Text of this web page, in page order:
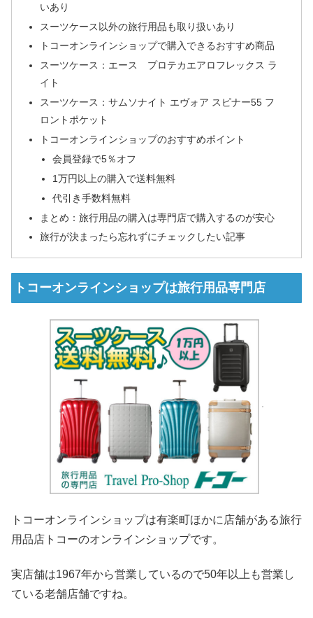
いあり
スーツケース以外の旅行用品も取り扱いあり
トコーオンラインショップで購入できるおすすめ商品
スーツケース：エース プロテカエアロフレックス ラ
イト
スーツケース：サムソナイト エヴォア スピナー55 フ
ロントポケット
トコーオンラインショップのおすすめポイント
会員登録で5％オフ
1万円以上の購入で送料無料
代引き手数料無料
まとめ：旅行用品の購入は専門店で購入するのが安心
旅行が決まったら忘れずにチェックしたい記事
トコーオンラインショップは旅行用品専門店
トコーオンラインショップは有楽町ほかに店舗がある旅行
用品店トコーのオンラインショップです。
実店舗は1967年から営業しているので50年以上も営業し
ている老舗店舗ですね。